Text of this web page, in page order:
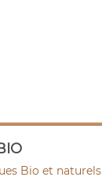
Bio et naturels